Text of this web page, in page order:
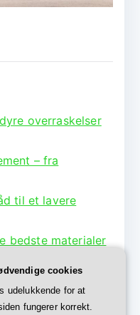
overraskelser
– fra
til et lavere
bedste materialer
cookies
udelukkende for at
fungerer korrekt.